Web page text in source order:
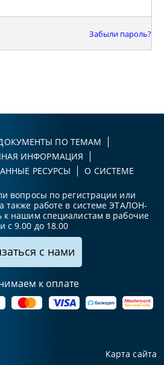
Забыли пароль?
ПО ТЕМАМ
ИНФОРМАЦИЯ
РЕСУРСЫ
О СИСТЕМЕ
вопросы по регистрации или
также работе в системе ЭТАЛОН-
к нашим специалистам в рабочие
с 9.00 до 18.00
с нами
к оплате
Карта сайта